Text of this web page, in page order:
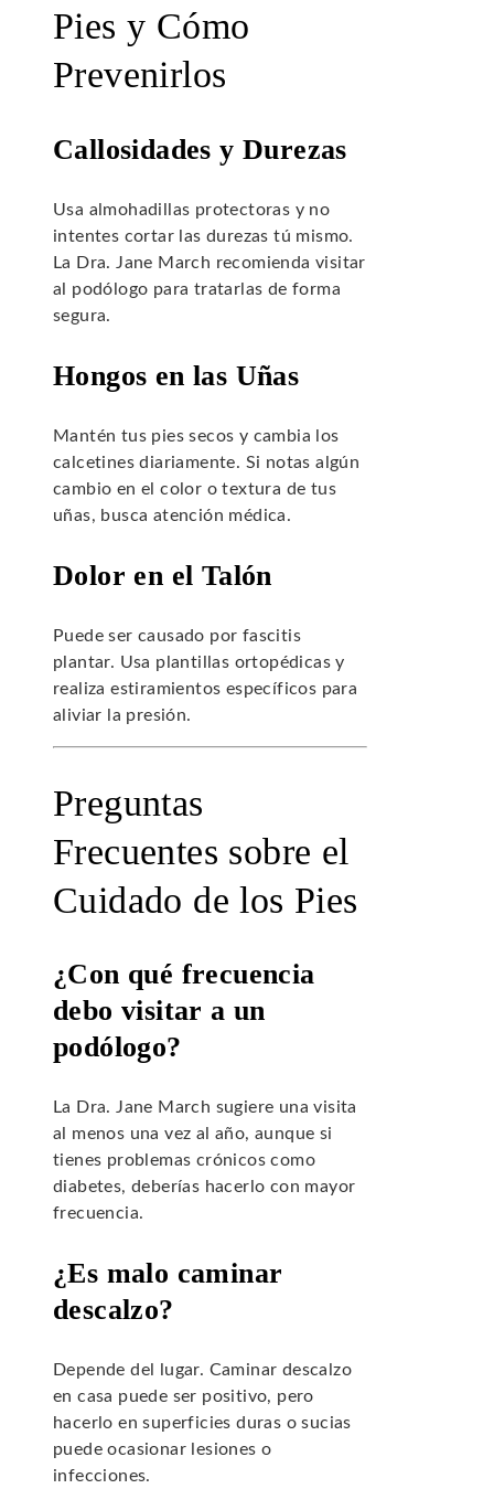
Pies y Cómo
Prevenirlos
Callosidades y Durezas
Usa almohadillas protectoras y no
intentes cortar las durezas tú mismo.
La Dra. Jane March recomienda visitar
al podólogo para tratarlas de forma
segura.
Hongos en las Uñas
Mantén tus pies secos y cambia los
calcetines diariamente. Si notas algún
cambio en el color o textura de tus
uñas, busca atención médica.
Dolor en el Talón
Puede ser causado por fascitis
plantar. Usa plantillas ortopédicas y
realiza estiramientos específicos para
aliviar la presión.
Preguntas
Frecuentes sobre el
Cuidado de los Pies
¿Con qué frecuencia
debo visitar a un
podólogo?
La Dra. Jane March sugiere una visita
al menos una vez al año, aunque si
tienes problemas crónicos como
diabetes, deberías hacerlo con mayor
frecuencia.
¿Es malo caminar
descalzo?
Depende del lugar. Caminar descalzo
en casa puede ser positivo, pero
hacerlo en superficies duras o sucias
puede ocasionar lesiones o
infecciones.